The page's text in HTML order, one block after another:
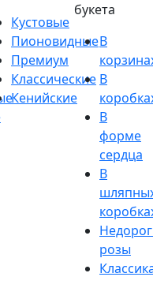
Кустовые
Пионовидные
Премиум
Классические
Кенийские
букета
В
В
В
форме
сердца
В
розы